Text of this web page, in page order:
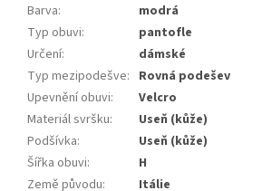
Barva:
modrá
Typ obuvi:
pantofle
Určení:
dámské
Typ mezipodešve: Rovná podešev
Upevnění obuvi:
Velcro
Materiál svršku:
Useň (kůže)
Podšívka:
Useň (kůže)
Šířka obuvi:
H
Země původu: Itálie